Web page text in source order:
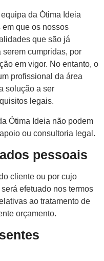
da Ótima Ideia
que os nossos
que são já
cumpridas, por
em vigor. No entanto, o
profissional da área
solução a ser
legais.
Ótima Ideia não podem
ou consultoria legal.
pessoais
cliente ou por cujo
efetuado nos termos
ao tratamento de
orçamento.